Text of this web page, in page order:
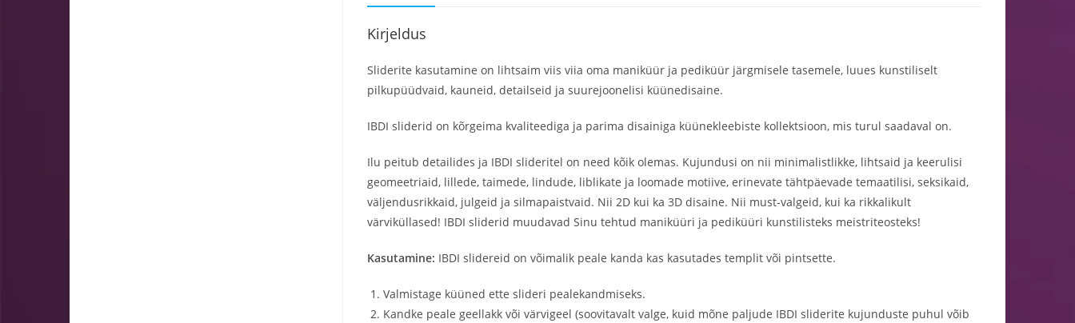
Kirjeldus
Sliderite kasutamine on lihtsaim viis viia oma maniküür ja pediküür järgmisele tasemele, luues kunstiliselt
pilkupüüdvaid, kauneid, detailseid ja suurejoonelisi küünedisaine.
IBDI sliderid on kõrgeima kvaliteediga ja parima disainiga küünekleebiste kollektsioon, mis turul saadaval on.
Ilu peitub detailides ja IBDI slideritel on need kõik olemas. Kujundusi on nii minimalistlikke, lihtsaid ja keerulisi
geomeetriaid, lillede, taimede, lindude, liblikate ja loomade motiive, erinevate tähtpäevade temaatilisi, seksikaid,
väljendusrikkaid, julgeid ja silmapaistvaid. Nii 2D kui ka 3D disaine. Nii must-valgeid, kui ka rikkalikult
värviküllased! IBDI sliderid muudavad Sinu tehtud maniküüri ja pediküüri kunstilisteks meistriteosteks!
Kasutamine: IBDI slidereid on võimalik peale kanda kas kasutades templit või pintsette.
Valmistage küüned ette slideri pealekandmiseks.
Kandke peale geellakk või värvigeel (soovitavalt valge, kuid mõne paljude IBDI sliderite kujunduste puhul võib